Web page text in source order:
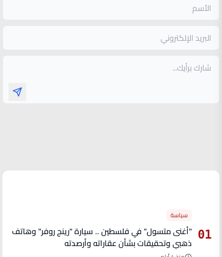
01
سياسة
"أغنى متسول" في فلسطين .. سيارة "رينج روفر" وهاتف
ذهبي وتحقيقات بشأن عقاراته وأرصدته